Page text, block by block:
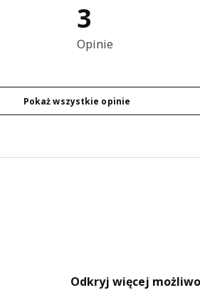
4.7 na 5 gwiazdki. Recenzje ogółem: 3
3
Opinie
Pokaż wszystkie opinie
Odkryj więcej